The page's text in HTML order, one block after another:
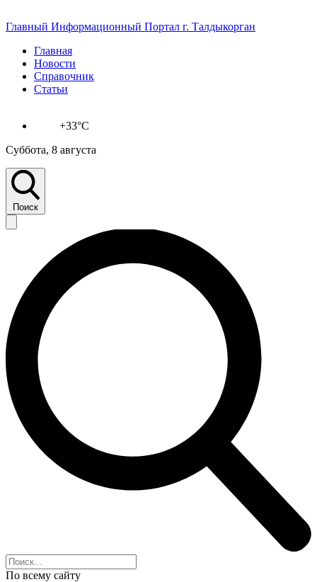
Главный Информационный Портал г. Талдыкорган
Главная
Новости
Справочник
Статьи
+33°C
Суббота, 8 августа
Поиск
По всему сайту